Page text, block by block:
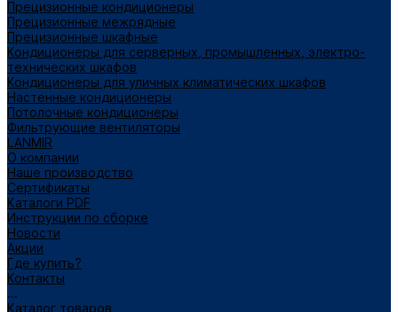
Прецизионные кондиционеры
Прецизионные межрядные
Прецизионные шкафные
Кондиционеры для серверных, промышленных, электро-
технических шкафов
Кондиционеры для уличных климатических шкафов
Настенные кондиционеры
Потолочные кондиционеры
Фильтрующие вентиляторы
LANMIR
О компании
Наше производство
Сертификаты
Каталоги PDF
Инструкции по сборке
Новости
Акции
Где купить?
Контакты
...
Каталог товаров